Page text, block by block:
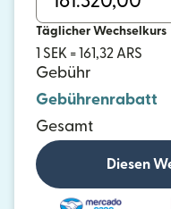
Täglicher Wechselkurs
1 SEK = 161,32 ARS
Gebühr
Gebührenrabatt
Gesamt
Diesen